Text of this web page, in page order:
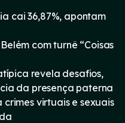
cai 36,87%, apontam
com turnê “Coisas
revela desafios,
da presença paterna
virtuais e sexuais